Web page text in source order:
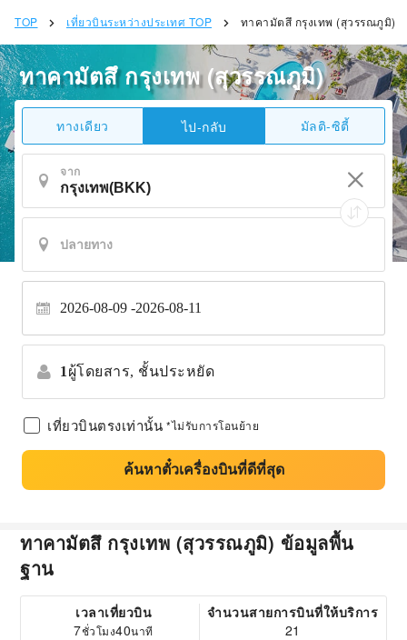
TOP เที่ยวบินระหว่างประเทศ TOP ทาคามัตสึ กรุงเทพ (สุวรรณภูมิ)
ทาคามัตสึ กรุงเทพ (สุวรรณภูมิ)
ทางเดียว ไป-กลับ มัลติ-ซิตี้
จาก
2026-08-09 2026-08-11
1 ผู้โดยสาร, ชั้นประหยัด
เที่ยวบินตรงเท่านั้น *ไม่รับการโอนย้าย
ค้นหาตั๋วเครื่องบินที่ดีที่สุด
ทาคามัตสึ กรุงเทพ (สุวรรณภูมิ) ข้อมูลพื้น
ฐาน
เวลาเที่ยวบิน
7ชั่วโมง40นาที
จำนวนสายการบินที่ให้บริการ
21